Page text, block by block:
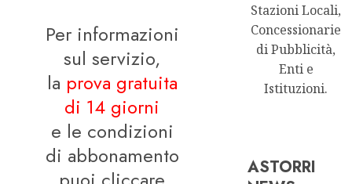
Per informazioni
sul servizio,
la prova gratuita
di 14 giorni
e le condizioni
di abbonamento
Stazioni Locali,
Concessionarie
di Pubblicità,
Enti e
Istituzioni.
ASTORRI